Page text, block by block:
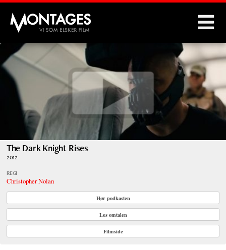
Montages
The Dark Knight Rises
2012
REGI
Christopher Nolan
Hør podkasten
Les omtalen
Filmside